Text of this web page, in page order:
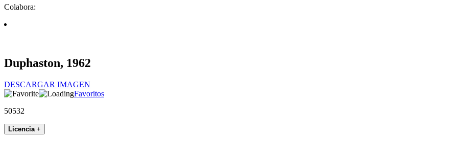
Colabora:
Duphaston, 1962
DESCARGAR IMAGEN
Favoritos
50532
Licencia +